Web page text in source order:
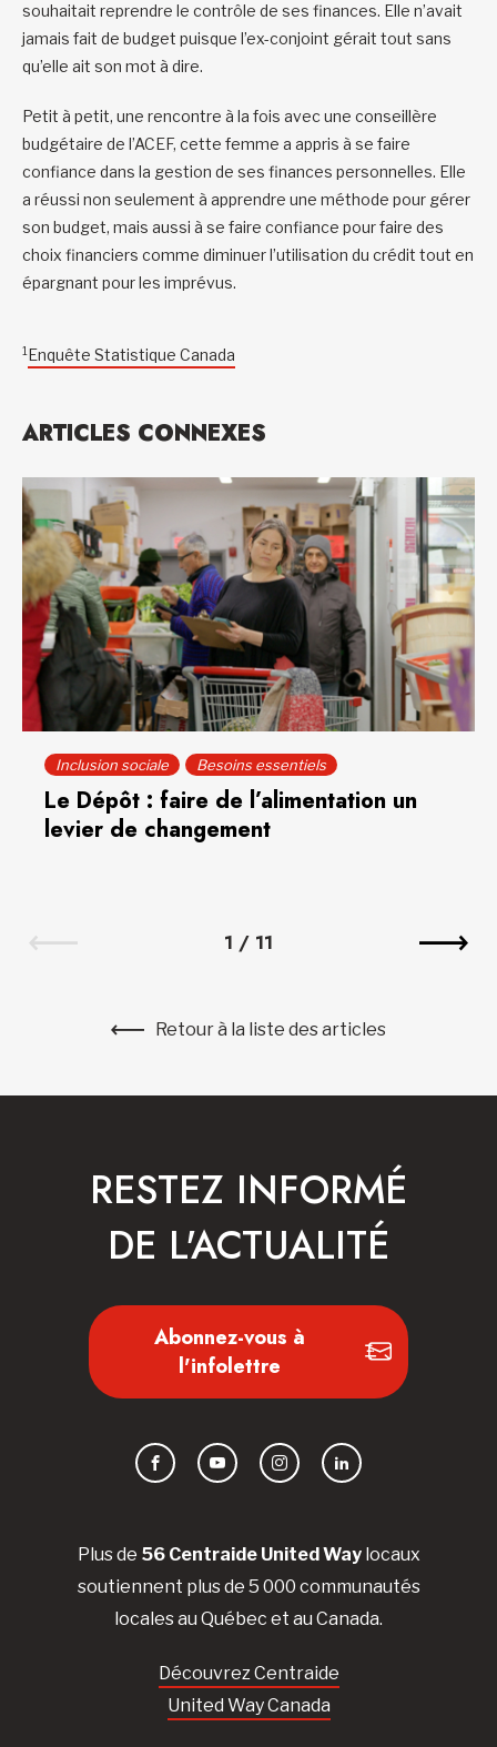
souhaitait reprendre le contrôle de ses finances. Elle n’avait
jamais fait de budget puisque l’ex-conjoint gérait tout sans
qu’elle ait son mot à dire.
Petit à petit, une rencontre à la fois avec une conseillère
budgétaire de l’ACEF, cette femme a appris à se faire
confiance dans la gestion de ses finances personnelles. Elle
a réussi non seulement à apprendre une méthode pour gérer
son budget, mais aussi à se faire confiance pour faire des
choix financiers comme diminuer l’utilisation du crédit tout en
épargnant pour les imprévus.
1Enquête Statistique Canada
ARTICLES CONNEXES
Inclusion sociale Besoins essentiels
Le Dépôt : faire de l’alimentation un
levier de changement
1 / 11
Retour à la liste des articles
Plus de 56 Centraide United Waylocaux
soutiennent plus de 5 000 communautés
locales au Québec et au Canada.
Découvrez Centraide
United Way Canada
RESTEZ INFORMÉ
DE L'ACTUALITÉ
Abonnez-vous à
l'infolettre
FacebookYouTubeInstagramLinkedIn